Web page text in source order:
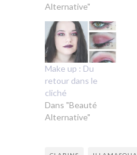
Alternative"
Make up : Du
retour dans le
cliché
Dans "Beauté
Alternative"